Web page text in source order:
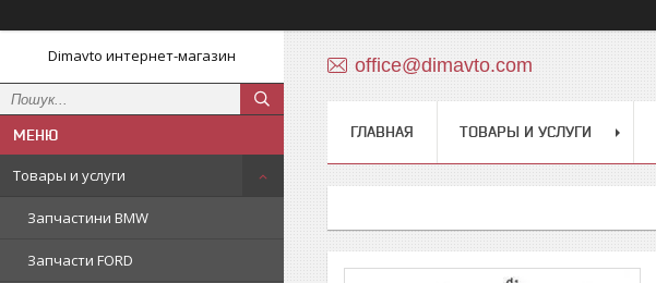
Dimavto интернет-магазин
Товары и услуги
Запчастини BMW
Запчасти FORD
office@dimavto.com
ГЛАВНАЯ ТОВАРЫ И УСЛУГИ